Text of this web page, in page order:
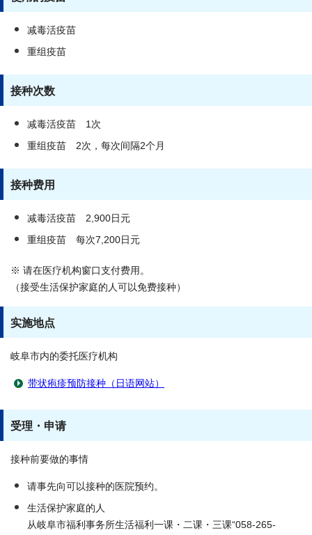
减毒活疫苗
重组疫苗
接种次数
减毒活疫苗 1次
重组疫苗 2次，每次间隔2个月
接种费用
减毒活疫苗 2,900日元
重组疫苗 每次7,200日元
※ 请在医疗机构窗口支付费用。
（接受生活保护家庭的人可以免费接种）
实施地点
岐阜市内的委托医疗机构
带状疱疹预防接种（日语网站）
受理・申请
接种前要做的事情
请事先向可以接种的医院预约。
生活保护家庭的人
从岐阜市福利事务所生活福利一课・二课・三课“058-265-